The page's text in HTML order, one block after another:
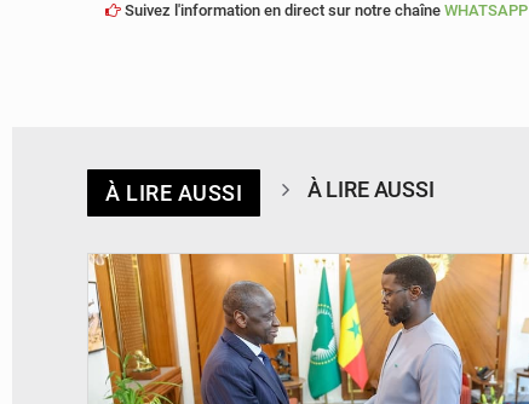
Suivez l'information en direct sur notre chaîne WHATSAPP
À LIRE AUSSI À LIRE AUSSI